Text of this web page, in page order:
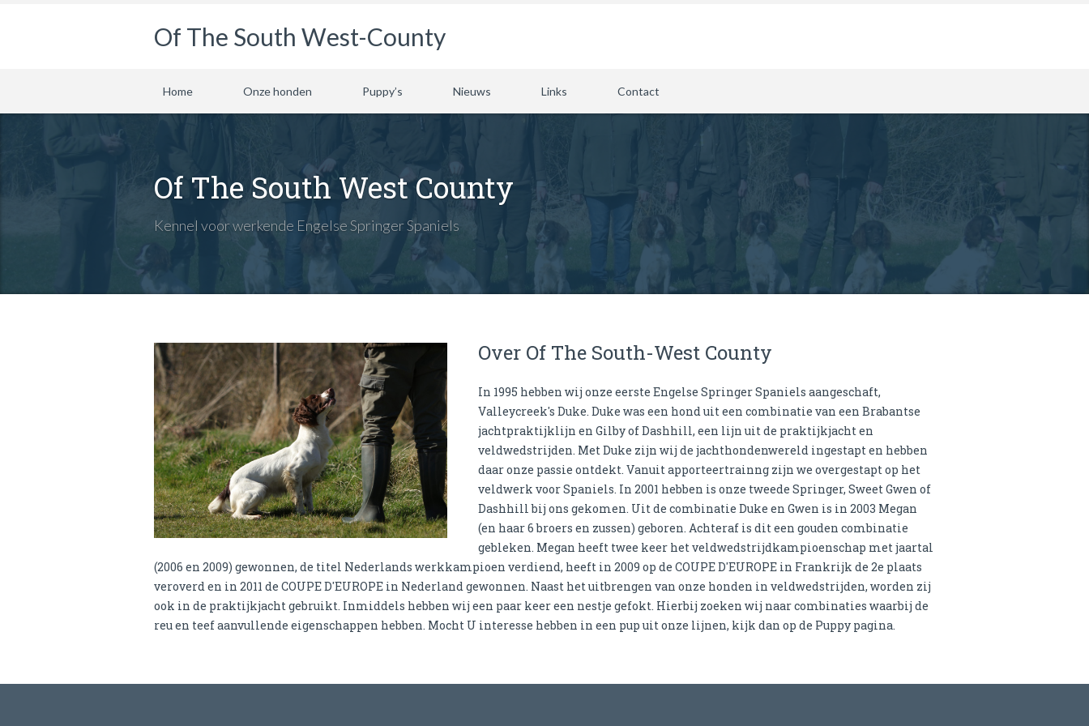
Of The South West-County
Home Onze honden Puppy’s Nieuws Links Contact
Of The South West County
Kennel voor werkende Engelse Springer Spaniels
Over Of The South-West County
In 1995 hebben wij onze eerste Engelse Springer Spaniels aangeschaft,
Valleycreek's Duke. Duke was een hond uit een combinatie van een Brabantse
jachtpraktijklijn en Gilby of Dashhill, een lijn uit de praktijkjacht en
veldwedstrijden. Met Duke zijn wij de jachthondenwereld ingestapt en hebben
daar onze passie ontdekt. Vanuit apporteertrainng zijn we overgestapt op het
veldwerk voor Spaniels. In 2001 hebben is onze tweede Springer, Sweet Gwen of
Dashhill bij ons gekomen. Uit de combinatie Duke en Gwen is in 2003 Megan
(en haar 6 broers en zussen) geboren. Achteraf is dit een gouden combinatie
gebleken. Megan heeft twee keer het veldwedstrijdkampioenschap met jaartal
(2006 en 2009) gewonnen, de titel Nederlands werkkampioen verdiend, heeft in 2009 op de COUPE D'EUROPE in Frankrijk de 2e plaats
veroverd en in 2011 de COUPE D'EUROPE in Nederland gewonnen. Naast het uitbrengen van onze honden in veldwedstrijden, worden zij
ook in de praktijkjacht gebruikt. Inmiddels hebben wij een paar keer een nestje gefokt. Hierbij zoeken wij naar combinaties waarbij de
reu en teef aanvullende eigenschappen hebben. Mocht U interesse hebben in een pup uit onze lijnen, kijk dan op de Puppy pagina.